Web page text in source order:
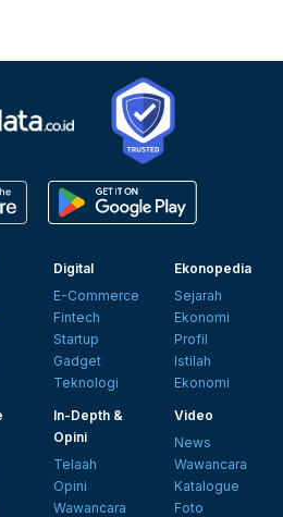
Digital
E-Commerce
Fintech
Startup
Gadget
Teknologi
Ekonopedia
Sejarah
Ekonomi
Profil
Istilah
Ekonomi
In-Depth &
Opini
Telaah
Opini
Wawancara
Video
News
Wawancara
Katalogue
Foto